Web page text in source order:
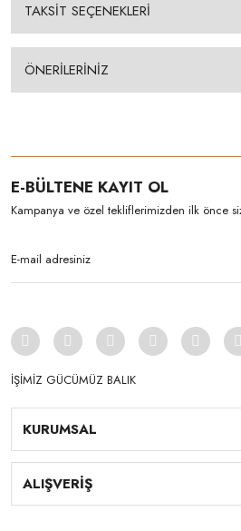
TAKSİT SEÇENEKLERİ
ÖNERİLERİNİZ
E-BÜLTENE KAYIT OL
Kampanya ve özel tekliflerimizden ilk önce
İŞİMİZ GÜCÜMÜZ BALIK
KURUMSAL
ALIŞVERİŞ